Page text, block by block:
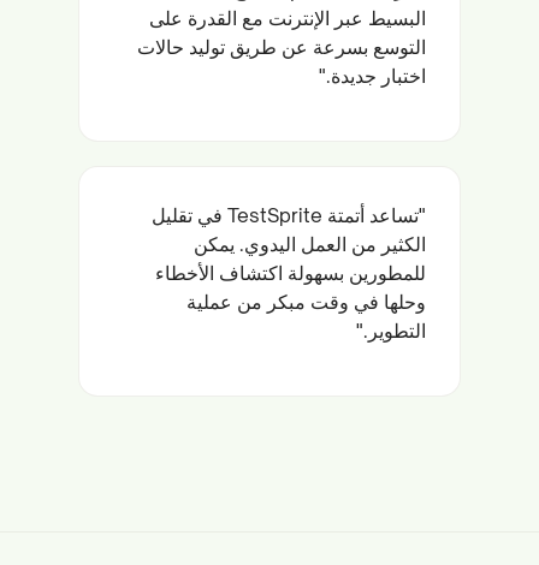
البسيط عبر الإنترنت مع القدرة على
التوسع بسرعة عن طريق توليد حالات
اختبار جديدة."
"تساعد أتمتة TestSprite في تقليل
الكثير من العمل اليدوي. يمكن
للمطورين بسهولة اكتشاف الأخطاء
وحلها في وقت مبكر من عملية
التطوير."